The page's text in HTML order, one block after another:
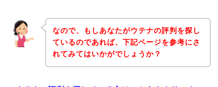
なので、もしあなたがウテナの評判を探し
ているのであれば、下記ページを参考にさ
れてみてはいかがでしょうか？